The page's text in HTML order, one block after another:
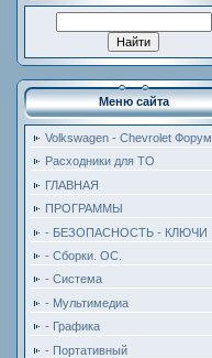
Меню сайта
Volkswagen - Chevrolet Форум
Расходники для ТО
ГЛАВНАЯ
ПРОГРАММЫ
- БЕЗОПАСНОСТЬ - КЛЮЧИ
- Сборки. ОС.
- Система
- Мультимедиа
- Графика
- Портативный